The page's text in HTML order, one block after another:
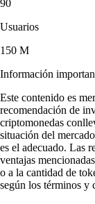
90
Usuarios
150 M
Información
Este contenido es
recomendación de
criptomonedas
situación del
es el adecuado. Las
ventajas
o a la cantidad de
según los términos y